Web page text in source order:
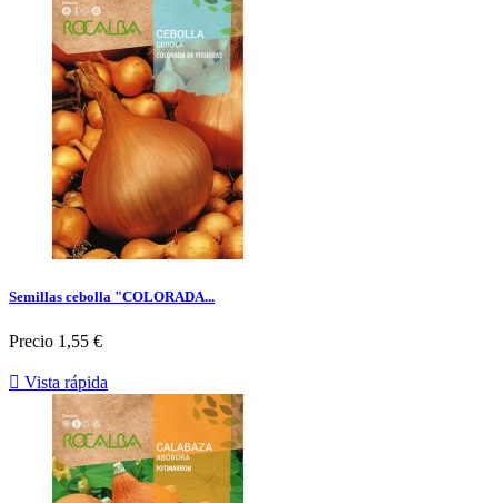
Semillas cebolla "COLORADA...
Precio 1,55 €
 Vista rápida